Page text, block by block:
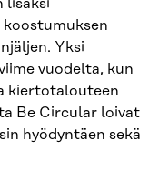
lisäksi
Yksi
vuodelta, kun
kiertotalouteen
Be Circular loivat
hyödyntäen sekä